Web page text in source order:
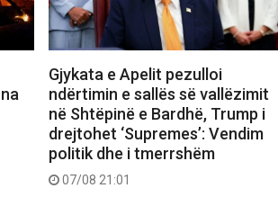
Gjykata e Apelit pezulloi
ndërtimin e sallës së vallëzimit
në Shtëpinë e Bardhë, Trump i
drejtohet ‘Supremes’: Vendim
politik dhe i tmerrshëm
07/08 21:01